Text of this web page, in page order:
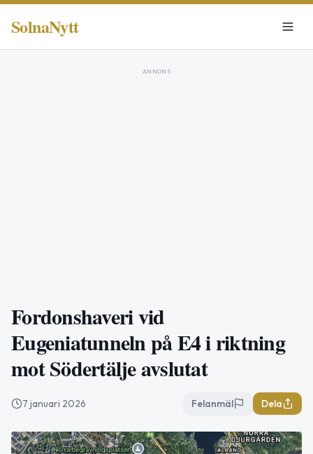
SolnaNytt
ANNONS
Fordonshaveri vid
Eugeniatunneln på E4 i riktning
mot Södertälje avslutat
7 januari 2026 Felanmäl Dela